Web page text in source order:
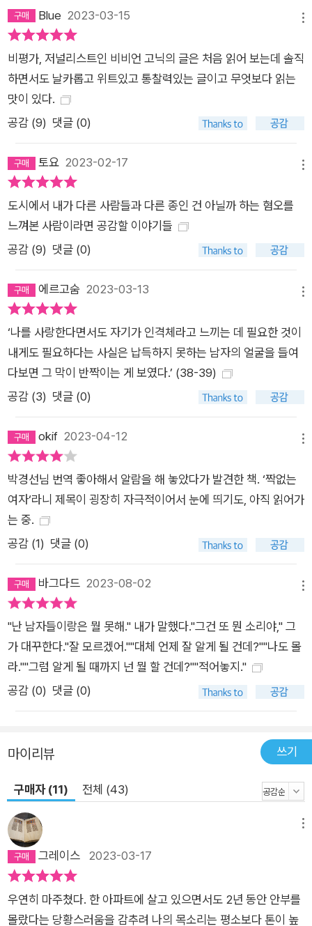
꾸린 에마와 영혼의 모험을 같이하며 서로를 알아가는 희열을 느
끼고, 동성애자인 레너드와의 대화에서 나날의 불행과 그것이 구
고닉이 자기의 원본이라고 한 모친, 대문호와 알려지지 않은 작가
들, 동료 예술가들, 작품 속 등장인물, 거리에서 만난 상인과 행
인, 공연장의 관객들과 이름 없는 군중도 작가의 면면을 비추며
인식의 순간을 제공하고 “서로의 존재 속에서 자기 최선의 자아
시 뉴욕은 고닉이 포착한 우정의 패턴이 무한히 펼쳐지는 장소다.
기질로서의 대도시 ―자기표현과 자기발견의 메트로폴리스 뉴
욕 브롱크스, 가난한 이주노동자들이 복작거리며 살아가던 동네
에서 나고 자란 비비언 고닉은 일평생 그 도시를 자기 구성의 장
소로 삼아왔다. 노동자계층의 단조로운 일상, 그 노련하고 지친
영혼들의 욕망과 일탈과 애환이 깃든 대도시 한구석이 『사나운
애착』의 그를 길러냈다면, 『짝 없는 여자와 도시』의 고닉은 혈관
처럼 그 도시 구석구석에 생명을 공급하고 그 도시에 생애를 부여
하는 무수한 거리의 산물이다. “시골에서 자라는 아이들이 강과
들판, 산과 동굴을 이용하는 방식으로 우리는 거리를 이용했다.
그렇게 우리만의 세계지도에서 우리 위치를 짚어나갔다.”(16) 그
렇게 끊임없이 뉴욕의 거리를 걷고 또 걷는 그는 뼛속들이 도시인
름, 저녁 광장의 아름다움”, “문화와 계급이라는 특권을 약속하는
그곳의 풍경”(214), “길바닥에서 들을 수 있는 산전수전 다 겪
은”(120) 이들의 언어―고닉은 대도시의 풍속과 사건을 자연의
경이를 체화하듯 본능적으로 감각하고, 영혼에 각인시킨다. 그것
은 무엇보다 도시가 그의 거울이자 무대이기 때문이다. “뉴욕에
대량으로—필요해서 거기 있는 사람들이다. 가끔씩도 아니고 매
시로 떠나버리는 사람들은 뉴욕 없이도 살 수 있는 사람들이지만,
다. 아니면 뉴욕 없이 못 사는 건 나라고 말하는 게 더 맞을지
도.”(278-279) 자기 발견을 갈망하는 이는, 자기를 발견할 수 있
게 해주는 타인을 찾아 헤맬 수밖에 없다. 그것은 본받고 싶은 사
람, 선망하는 삶 따위와 전혀 무관한 생긴 대로의 자아, 되는 대로
의 일상 속에 있다. 그렇게 온갖 인간 군상과 갖은 삶의 방식이 적
는 우리가 찾고 싶은 사람이 있고, 우리를 찾아내는 사람이 있다.
을 가져와 고닉이 도모하는 것은 창조성이다. “미래의 작가로 변
신할 사람은 바로 산보객”(107)이라는 보들레르의 말처럼, 군중
은 그 안에서 자기와 세계를 발견하려는 작가의 창조성에 숨은 인
물로 각인되어 있다. 비비언 고닉이 거리에서 마주치는 사람, 목
격하는 장면은 작가 자신처럼 미혹을 용납하지 않으며, 사는 게
뭔지를 신랄하게 실증하는 인물과 사건이다. 온갖 수완을 몸으로
익히고 거리에서 살아남은 걸인, 생활과 환경에 갇힌 어린아이들
Blue 2023-03-15
비평가, 저널리스트인 비비언 고닉의 글은 처음 읽어 보는데 솔직
하면서도 날카롭고 위트있고 통찰력있는 글이고 무엇보다 읽는
맛이 있다.
공감 (9) 댓글 (0)
토요 2023-02-17
도시에서 내가 다른 사람들과 다른 종인 건 아닐까 하는 혐오를
느껴본 사람이라면 공감할 이야기들
공감 (9) 댓글 (0)
에르고숨 2023-03-13
‘나를 사랑한다면서도 자기가 인격체라고 느끼는 데 필요한 것이
내게도 필요하다는 사실은 납득하지 못하는 남자의 얼굴을 들여
다보면 그 막이 반짝이는 게 보였다.’ (38-39)
공감 (3) 댓글 (0)
okif 2023-04-12
박경선님 번역 좋아해서 알람을 해 놓았다가 발견한 책. ‘짝없는
여자‘라니 제목이 굉장히 자극적이어서 눈에 띄기도, 아직 읽어가
는 중.
공감 (1) 댓글 (0)
바그다드 2023-08-02
"난 남자들이랑은 뭘 못해." 내가 말했다."그건 또 뭔 소리야," 그
가 대꾸한다."잘 모르겠어.""대체 언제 잘 알게 될 건데?""나도 몰
라.""그럼 알게 될 때까지 넌 뭘 할 건데?""적어놓지."
공감 (0) 댓글 (0)
마이리뷰 쓰기
구매자 (11) 전체 (43)
그레이스 2023-03-17
우연히 마주쳤다. 한 아파트에 살고 있으면서도 2년 동안 안부를
몰랐다는 당황스러움을 감추려 나의 목소리는 평소보다 톤이 높